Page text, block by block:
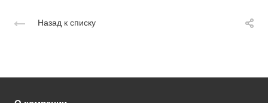
Назад к списку